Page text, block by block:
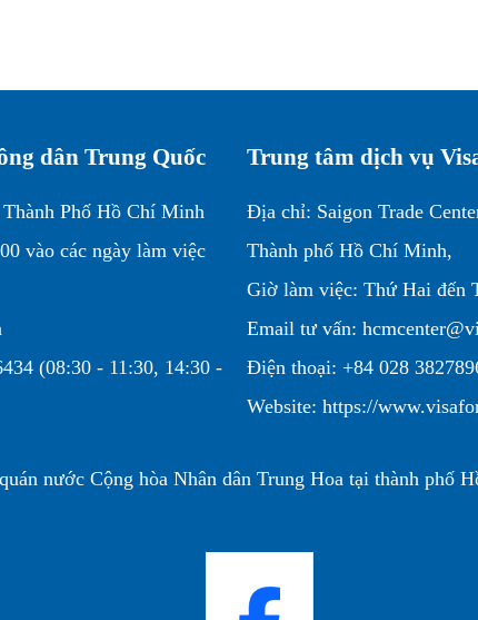
dân Trung Quốc
Phố Hồ Chí Minh
vào các ngày làm việc
(08:30 - 11:30, 14:30 -
Trung tâm dịch vụ
Địa chỉ: Saigon Trade
Thành phố Hồ Chí Minh,
Giờ làm việc: Thứ Hai đến
Email tư vấn:
Điện thoại: +84 028
Website: https://
nước Cộng hòa Nhân dân Trung Hoa tại thành phố